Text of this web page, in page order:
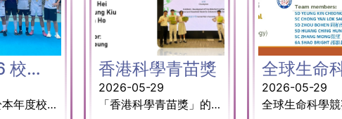
2025-26 校際5人足球比賽高級組喜勇奪殿軍
本校高級組於本年度校際五人足球比賽中表現出色，成功晉級淘汰賽，並先後擊敗田家炳中學及明愛粉嶺陳震夏中學，最終勇奪殿軍。恭喜獲獎同學，亦衷心感謝教練及老師的悉心指導與支持。
香港科學青苗獎
2026-05-29
「香港科學青苗獎」的目的是為培育資優學生在科學方面的才能，並提供科學解難技巧、協作、創造力、溝通及慎思明辨能力方面的訓練。 獎項： 冠軍及最佳匯報獎 3A杜國威 (隊長) 3A陳志立 3A徐恩熙 3A溫仲僑 3A宋家豪 指導老師： 王子揚博士
2026-05-29